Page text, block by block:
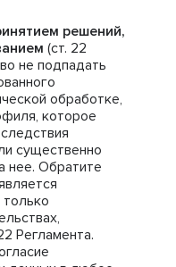
решений,
(ст. 22
не подпадать
обработке,
которое
существенно
нее. Обратите
Регламента.